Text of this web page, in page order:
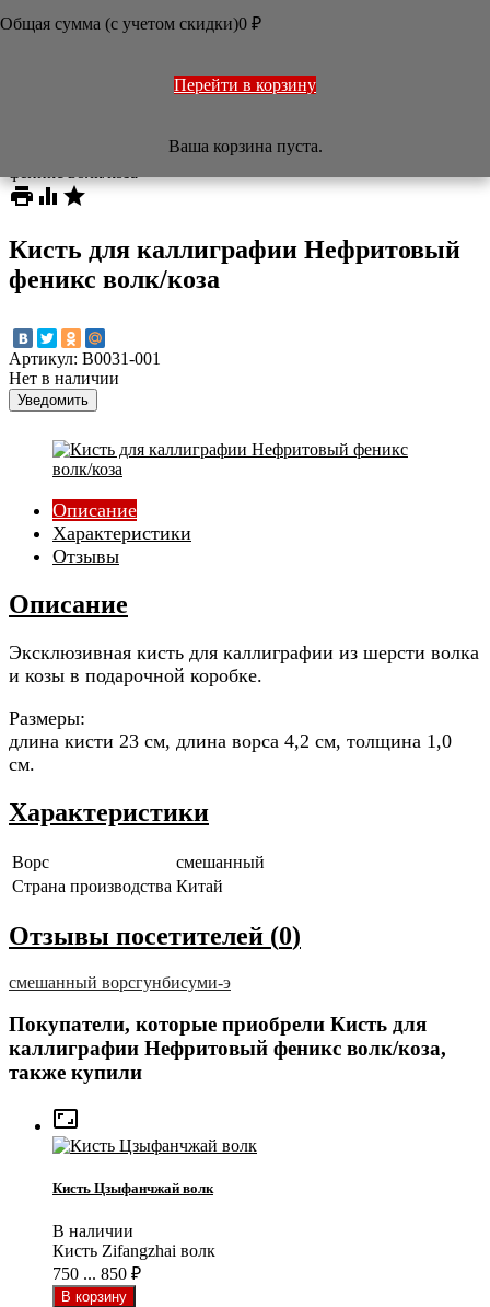
ПЕЧАТИ
ТОВАРЫ ИЗ ЯПОНИИ
Кисти /Кисть для каллиграфии Нефритовый
  
Кисть для каллиграфии Нефритовый
феникс волк/коза
Артикул: B0031-001
Нет в наличии
Уведомить
Описание
Характеристики
Отзывы
Описание
Эксклюзивная кисть для каллиграфии из шерсти волка
и козы в подарочной коробке.
Размеры:
длина кисти 23 см, длина ворса 4,2 см, толщина 1,0
см.
Характеристики
Ворс
смешанный
Страна производства Китай
Отзывы посетителей (0)
смешанный ворсгунбисуми-э
Покупатели, которые приобрели Кисть для
каллиграфии Нефритовый феникс волк/коза,
также купили

Кисть Цзыфанчжай волк
В наличии
Кисть Zifangzhai волк
750 ... 850 ₽
Общая сумма (с учетом скидки)0 ₽
Перейти в корзину
Ваша корзина пуста.